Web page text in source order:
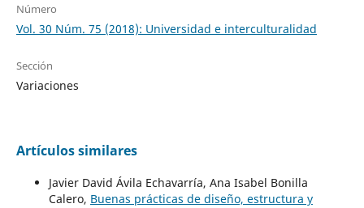
Número
Vol. 30 Núm. 75 (2018): Universidad e interculturalidad
Sección
Variaciones
Artículos similares
Javier David Ávila Echavarría, Ana Isabel Bonilla
Calero, Buenas prácticas de diseño, estructura y